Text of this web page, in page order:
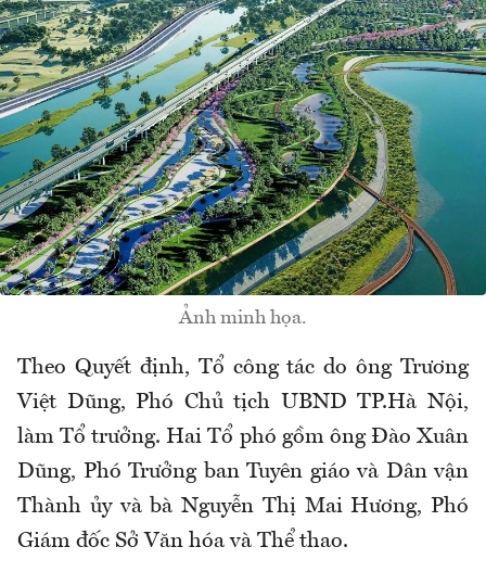
Ảnh minh họa.
Theo Quyết định, Tổ công tác do ông Trương
Việt Dũng, Phó Chủ tịch UBND TP.Hà Nội,
làm Tổ trưởng. Hai Tổ phó gồm ông Đào Xuân
Dũng, Phó Trưởng ban Tuyên giáo và Dân vận
Thành ủy và bà Nguyễn Thị Mai Hương, Phó
Giám đốc Sở Văn hóa và Thể thao.